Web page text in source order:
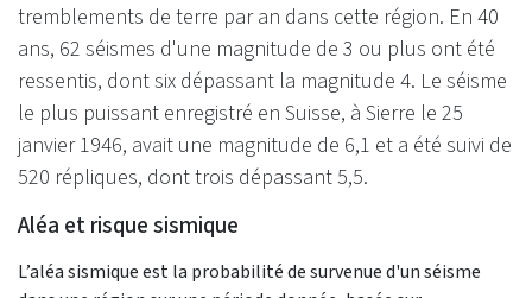
tremblements de terre par an dans cette région. En 40
ans, 62 séismes d'une magnitude de 3 ou plus ont été
ressentis, dont six dépassant la magnitude 4. Le séisme
le plus puissant enregistré en Suisse, à Sierre le 25
janvier 1946, avait une magnitude de 6,1 et a été suivi de
520 répliques, dont trois dépassant 5,5.
Aléa et risque sismique
L’aléa sismique est la probabilité de survenue d'un séisme